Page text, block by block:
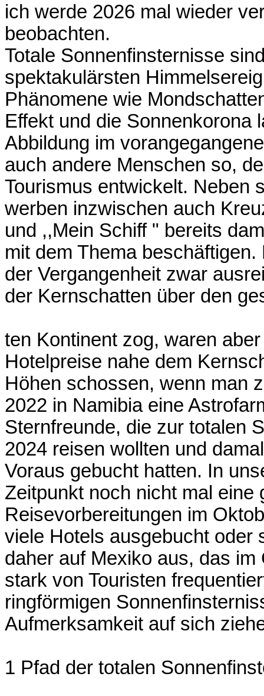
ich werde 2026 mal wieder
beobachten.
Totale Sonnenfinsternisse
spektakulärsten
Phänomene wie
Effekt und die Sonnenkorona
Abbildung im
auch andere Menschen so,
Tourismus entwickelt. Neben
werben inzwischen auch
und ,,Mein Schiff " bereits
mit dem Thema
der Vergangenheit zwar
der Kernschatten über den
ten Kontinent zog, waren
Hotelpreise nahe dem
Höhen schossen, wenn man
2022 in Namibia eine
Sternfreunde, die zur totalen
2024 reisen wollten und
Voraus gebucht hatten. In
Zeitpunkt noch nicht mal eine
Reisevorbereitungen im
viele Hotels ausgebucht oder
daher auf Mexiko aus, das
stark von Touristen
ringförmigen
Aufmerksamkeit auf sich
1 Pfad der totalen